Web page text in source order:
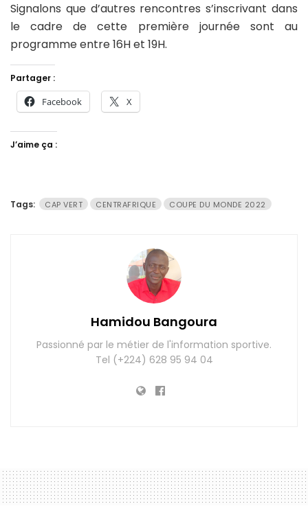
Signalons que d’autres rencontres s’inscrivant dans
le cadre de cette première journée sont au
programme entre 16H et 19H.
Partager :
Facebook X
J’aime ça :
Tags: CAP VERT CENTRAFRIQUE COUPE DU MONDE 2022
Hamidou Bangoura
Passionné par le métier de l'information sportive.
Tel (+224) 628 95 94 04